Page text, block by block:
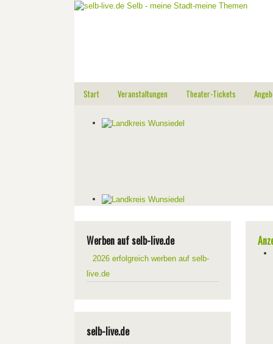
Start Veranstaltungen Theater-Tickets
Werben auf selb-live.de
2026 erfolgreich werben auf selb-
live.de
selb-live.de